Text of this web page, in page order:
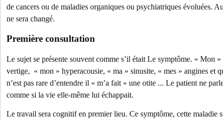
de cancers ou de maladies organiques ou psychiatriques évoluées.
ne sera changé.
Première consultation
Le sujet se présente souvent comme s’il était Le symptôme. « Mon
vertige, « mon » hyperacousie, « ma » sinusite, « mes » angines et
n’est pas rare d’entendre il « m’a fait » une otite ... Le patient ne
comme si la vie elle-même lui échappait.
Le travail sera cognitif en premier lieu. Ce symptôme, cette maladie